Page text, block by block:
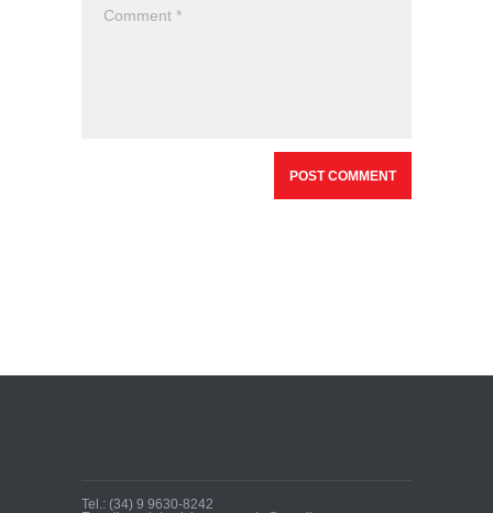
Tel.: (34) 9 9630-8242